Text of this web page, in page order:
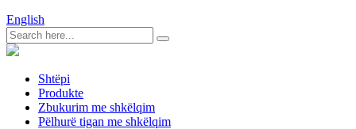
English
Shtëpi
Produkte
Zbukurim me shkëlqim
Pëlhurë tigan me shkëlqim